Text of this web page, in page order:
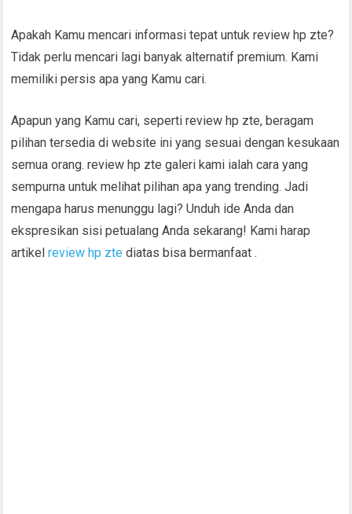
Apakah Kamu mencari informasi tepat untuk review hp zte?
Tidak perlu mencari lagi banyak alternatif premium. Kami
memiliki persis apa yang Kamu cari.
Apapun yang Kamu cari, seperti review hp zte, beragam
pilihan tersedia di website ini yang sesuai dengan kesukaan
semua orang. review hp zte galeri kami ialah cara yang
sempurna untuk melihat pilihan apa yang trending. Jadi
mengapa harus menunggu lagi? Unduh ide Anda dan
ekspresikan sisi petualang Anda sekarang! Kami harap
artikelreview hp ztediatas bisa bermanfaat .